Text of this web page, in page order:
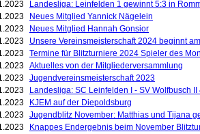
Landesliga: Leinfelden 1 gewinnt 5:3 in
Neues Mitglied Yannick Nägelein
Neues Mitglied Hannah Gonsior
Unsere Vereinsmeisterschaft 2024 beginnt
Termine für Blitzturniere 2024 Spieler des
Aktuelles von der Mitgliederversammlung
Jugendvereinsmeisterschaft 2023
Landesliga: SC Leinfelden I - SV Wolfbusch II
KJEM auf der Diepoldsburg
Jugendblitz November: Matthias und Tijana
Knappes Endergebnis beim November